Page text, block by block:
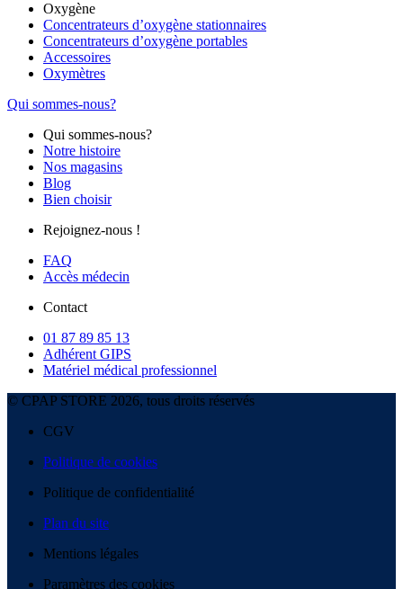
Oxygène
Concentrateurs d’oxygène stationnaires
Concentrateurs d’oxygène portables
Accessoires
Oxymètres
Qui sommes-nous?
Qui sommes-nous?
Notre histoire
Nos magasins
Blog
Bien choisir
Rejoignez-nous !
FAQ
Accès médecin
Contact
01 87 89 85 13
Adhérent GIPS
Matériel médical professionnel
© CPAP STORE 2026, tous droits réservés
CGV
Politique de cookies
Politique de confidentialité
Plan du site
Mentions légales
Paramètres des cookies